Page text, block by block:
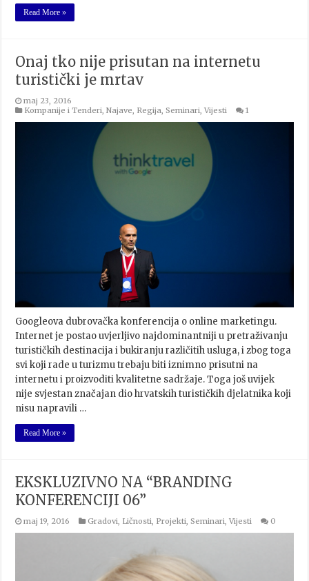
Read More »
Onaj tko nije prisutan na internetu
turistički je mrtav
maj 23, 2016
Kompanije i Tenderi,Najave, Regija,Seminari,Vijesti 1
Googleova dubrovačka konferencija o online marketingu.
Internet je postao uvjerljivo najdominantniji u pretraživanju
turističkih destinacija i bukiranju različitih usluga, i zbog toga
svi koji rade u turizmu trebaju biti iznimno prisutni na
internetu i proizvoditi kvalitetne sadržaje. Toga još uvijek
nije svjestan značajan dio hrvatskih turističkih djelatnika koji
nisu napravili …
Read More »
EKSKLUZIVNO NA “BRANDING
KONFERENCIJI 06”
maj 19, 2016 Gradovi, Ličnosti, Projekti,Seminari,Vijesti 0